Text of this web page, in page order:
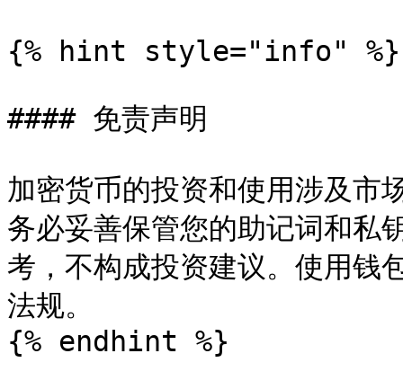
{% hint style="info" %}
#### 免责声明
加密货币的投资和使用涉及市
务必妥善保管您的助记词和私
考，不构成投资建议。使用钱
法规。